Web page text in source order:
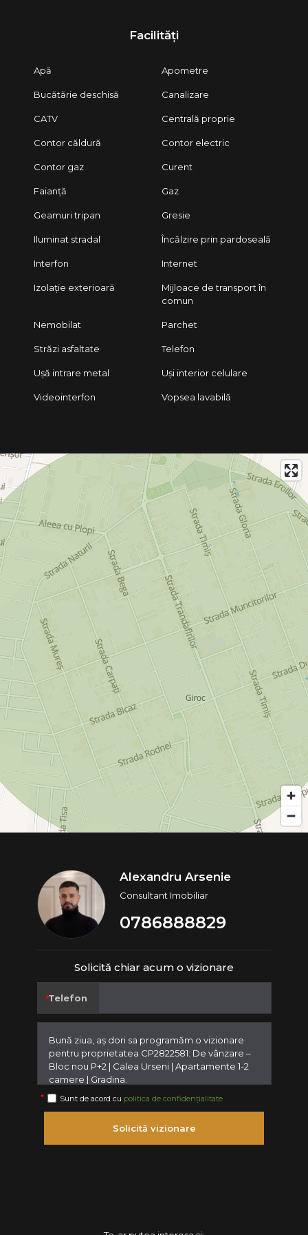
• Terasă 5 mp
• Boxă de depozitare în pod, acces exclusiv
Preț: 73.500 euro
Facilități
Apă Apometre
Bucătărie deschisă Canalizare
CATV Centrală proprie
Contor căldură Contor electric
Contor gaz Curent
Faianță Gaz
Geamuri tripan Gresie
Iluminat stradal Încălzire prin pardoseală
Interfon Internet
Izolație exterioară
Mijloace de transport în
comun
Nemobilat Parchet
Străzi asfaltate Telefon
Ușă intrare metal Uși interior celulare
Videointerfon Vopsea lavabilă
Alexandru Arsenie
Consultant Imobiliar
0786888829
Solicită chiar acum o vizionare
Telefon
Sunt de acord cu politica de confidențialitate
Solicită vizionare